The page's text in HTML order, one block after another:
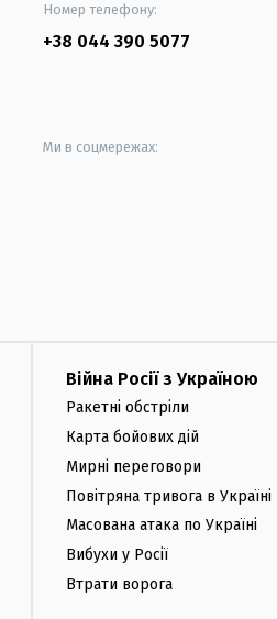
Номер телефону:
+38 044 390 5077
Ми в соцмережах:
Війна Росії з Україною
Ракетні обстріли
Карта бойових дій
Мирні переговори
Повітряна тривога в Україні
Масована атака по Україні
Вибухи у Росії
Втрати ворога